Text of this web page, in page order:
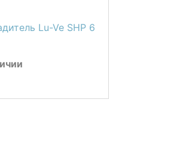
Lu-Ve SHP 6